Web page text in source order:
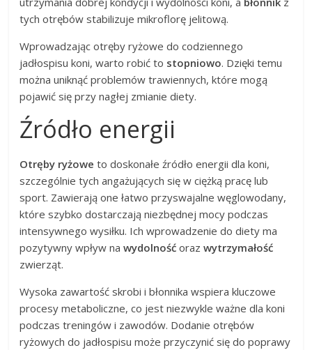
tych otrębów stabilizuje mikroflorę jelitową.
Wprowadzając otręby ryżowe do codziennego
jadłospisu koni, warto robić to stopniowo. Dzięki temu
można uniknąć problemów trawiennych, które mogą
pojawić się przy nagłej zmianie diety.
Źródło energii
Otręby ryżowe to doskonałe źródło energii dla koni,
szczególnie tych angażujących się w ciężką pracę lub
sport. Zawierają one łatwo przyswajalne węglowodany,
które szybko dostarczają niezbędnej mocy podczas
intensywnego wysiłku. Ich wprowadzenie do diety ma
pozytywny wpływ nawydolność orazwytrzymałość
zwierząt.
Wysoka zawartość skrobi i błonnika wspiera kluczowe
procesy metaboliczne, co jest niezwykle ważne dla koni
podczas treningów i zawodów. Dodanie otrębów
ryżowych do jadłospisu może przyczynić się do poprawy